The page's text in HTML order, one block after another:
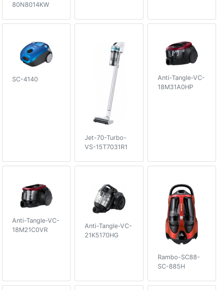
80N8014KW
SC-4140
Jet-70-Turbo-
VS-15T7031R1
Anti-Tangle-VC-
18M31A0HP
Anti-Tangle-VC-
18M21C0VR
Anti-Tangle-VC-
21K5170HG
Rambo-SC88-
SC-885H